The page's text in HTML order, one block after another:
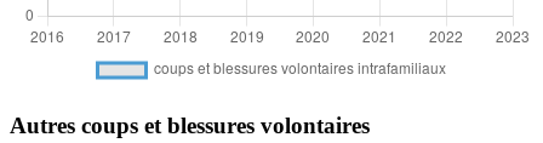
Autres coups et blessures volontaires